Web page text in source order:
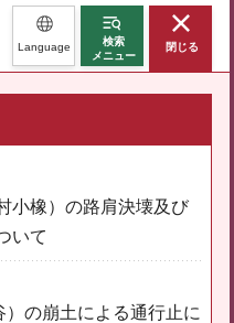
Language
検索
メニュー
閉じる
小橡）の路肩決壊及び
いて
の崩土による通行止に